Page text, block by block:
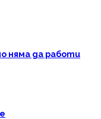
няма да работи